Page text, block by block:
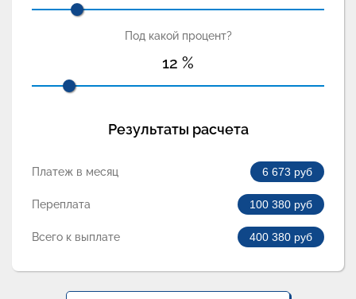
Под какой процент?
12 %
Результаты расчета
Платеж в месяц 6 673 руб
Переплата 100 380 руб
Всего к выплате 400 380 руб